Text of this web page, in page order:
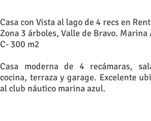
Casa con Vista al lago de 4 recs en
Zona 3 árboles, Valle de Bravo. Marina
C- 300 m2
Casa moderna de 4 recámaras,
cocina, terraza y garage. Excelente
al club náutico marina azul.